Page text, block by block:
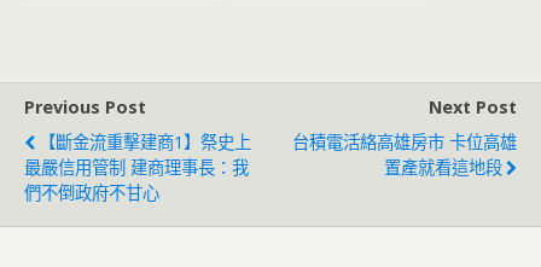
Previous Post
【斷金流重擊建商1】祭史上
最嚴信用管制 建商理事長：我
們不倒政府不甘心
Next Post
台積電活絡高雄房市 卡位高雄
置產就看這地段